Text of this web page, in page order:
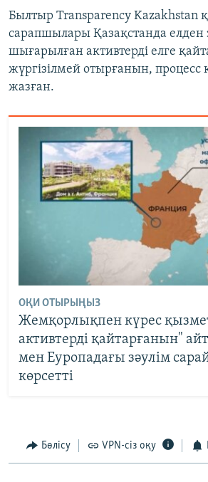
Былтыр Transparency Kazakhstan
сарапшылары Қазақстанда елден
шығарылған активтерді елге
жүргізілмей отырғанын,
жазған.
ОҚИ ОТЫРЫҢЫЗ
Жемқорлықпен күрес
активтерді қайтарғанын"
мен Еуропадағы зәулім
көрсетті
Бөлісу VPN-сіз оқу